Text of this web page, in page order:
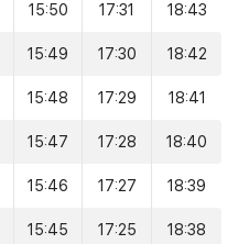
15:50 17:31 18:43
15:49 17:30 18:42
15:48 17:29 18:41
15:47 17:28 18:40
15:46 17:27 18:39
15:45 17:25 18:38